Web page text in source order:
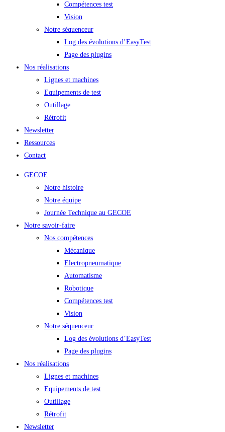
Compétences test
Vision
Notre séquenceur
Log des évolutions d’EasyTest
Page des plugins
Nos réalisations
Lignes et machines
Equipements de test
Outillage
Rétrofit
Newsletter
Ressources
Contact
GECOE
Notre histoire
Notre équipe
Journée Technique au GECOE
Notre savoir-faire
Nos compétences
Mécanique
Electropneumatique
Automatisme
Robotique
Compétences test
Vision
Notre séquenceur
Log des évolutions d’EasyTest
Page des plugins
Nos réalisations
Lignes et machines
Equipements de test
Outillage
Rétrofit
Newsletter